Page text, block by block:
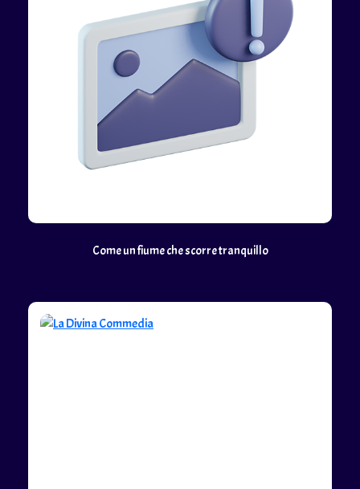
Come un fiume che scorre tranquillo